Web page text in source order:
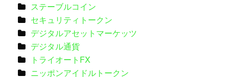
ステーブルコイン
セキュリティトークン
デジタルアセットマーケッツ
デジタル通貨
トライオートFX
ニッポンアイドルトークン